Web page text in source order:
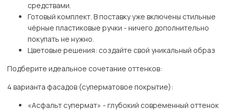
средствами.
Готовый комплект. В поставку уже включены стильные
чёрные пластиковые ручки - ничего дополнительно
покупать не нужно.
Цветовые решения: создайте свой уникальный образ
Подберите идеальное сочетание оттенков:
4 варианта фасадов (суперматовое покрытие):
«Асфальт супермат» - глубокий современный оттенок